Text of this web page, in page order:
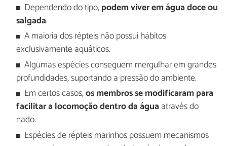
Dependendo do tipo,podem viver em água doce ou
salgada.
A maioria dos répteis não possui hábitos
exclusivamente aquáticos.
Algumas espécies conseguem mergulhar em grandes
profundidades, suportando a pressão do ambiente.
Em certos casos,os membros se modificaram para
facilitar a locomoção dentro da água através do
nado.
Espécies de répteis marinhos possuem mecanismos